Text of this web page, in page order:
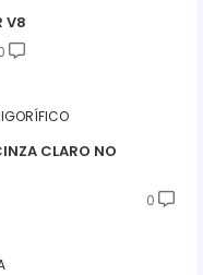
V8
CLARO NO
0